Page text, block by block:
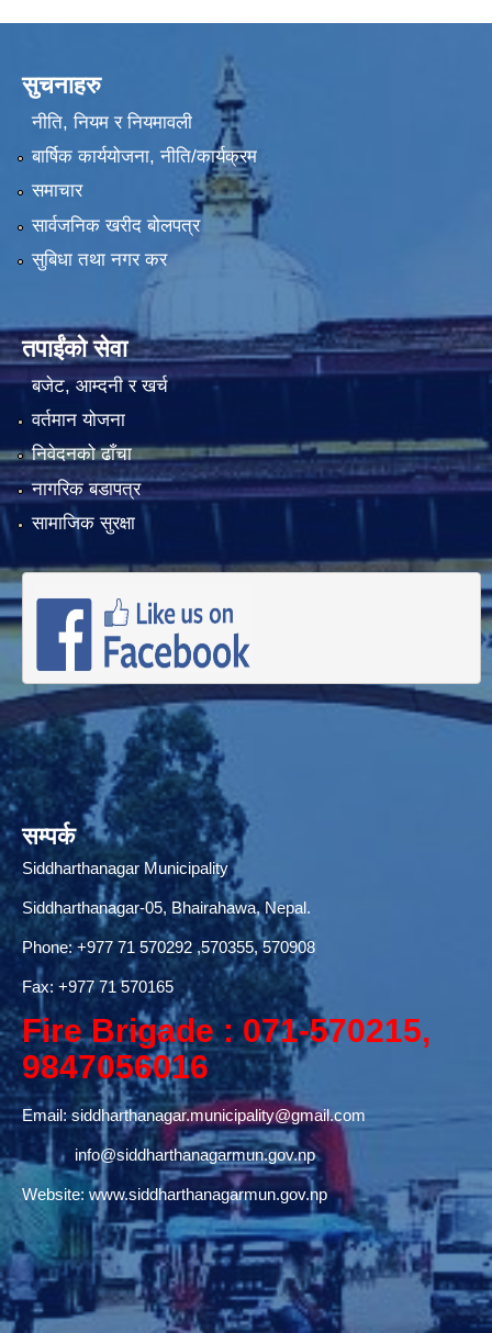
सुचनाहरु
नीति, नियम र नियमावली
बार्षिक कार्ययोजना, नीति/कार्यक्रम
समाचार
सार्वजनिक खरीद बोलपत्र
सुबिधा तथा नगर कर
तपाईंको सेवा
बजेट, आम्दनी र खर्च
वर्तमान योजना
निवेदनको ढाँचा
नागरिक बडापत्र
सामाजिक सुरक्षा
सम्पर्क
Siddharthanagar Municipality
Siddharthanagar-05, Bhairahawa, Nepal.
Phone:+977 71 570292,570355, 570908
Fax: +977 71 570165
Fire Brigade : 071-570215,
9847056016
Email:siddharthanagar.municipality@gmail.com
info@siddharthanagarmun.gov.np
Website: www.siddharthanagarmun.gov.np